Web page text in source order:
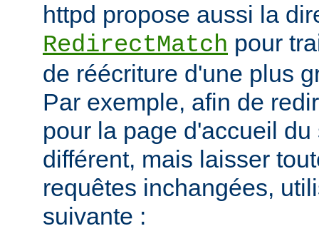
httpd propose aussi la
RedirectMatch pour
de réécriture d'une plus
Par exemple, afin de
pour la page d'accueil
différent, mais laisser
requêtes inchangées,
suivante :